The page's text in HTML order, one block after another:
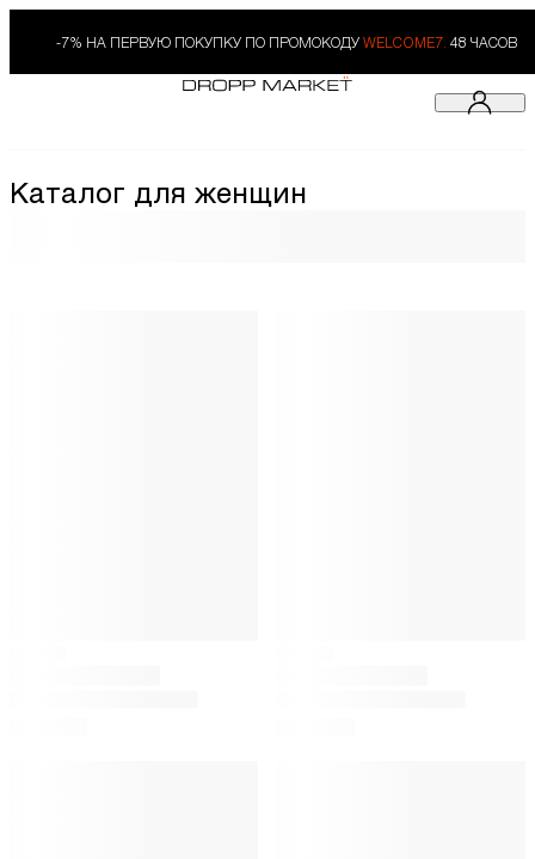
-7% НА ПЕРВУЮ ПОКУПКУ ПО ПРОМОКОДУ WELCOME7. 48 ЧАСОВ
Каталог для женщин